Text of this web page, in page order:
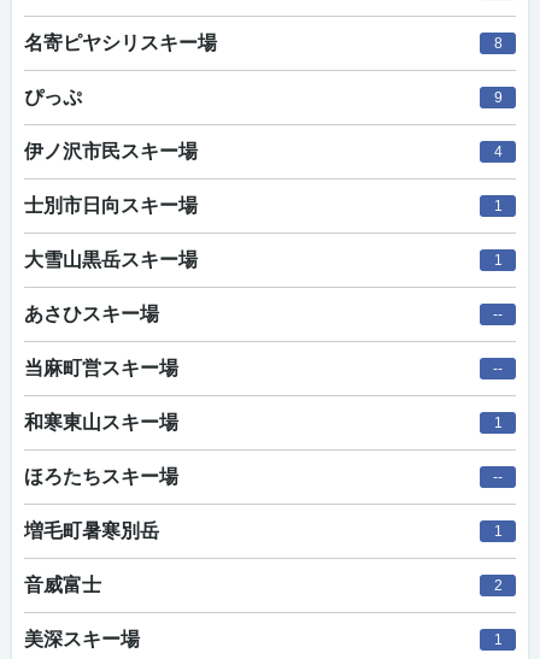
名寄ピヤシリスキー場 8
ぴっぷ 9
伊ノ沢市民スキー場 4
士別市日向スキー場 1
大雪山黒岳スキー場 1
あさひスキー場 --
当麻町営スキー場 --
和寒東山スキー場 1
ほろたちスキー場 --
増毛町暑寒別岳 1
音威富士 2
美深スキー場 1